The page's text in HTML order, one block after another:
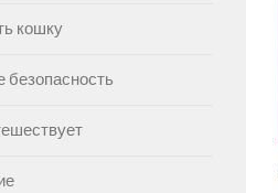
кошку
безопасность